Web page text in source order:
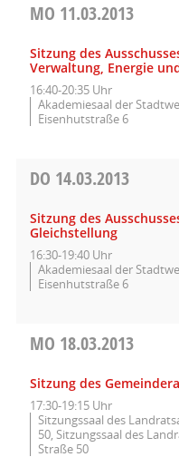
MO 11.03.2013
Sitzung des
Verwaltung, Energie
16:40-20:35 Uhr
Akademiesaal der
Eisenhutstraße 6
DO 14.03.2013
Sitzung des
Gleichstellung
16:30-19:40 Uhr
Akademiesaal der
Eisenhutstraße 6
MO 18.03.2013
Sitzung des
17:30-19:15 Uhr
Sitzungssaal des
50, Sitzungssaal des
Straße 50